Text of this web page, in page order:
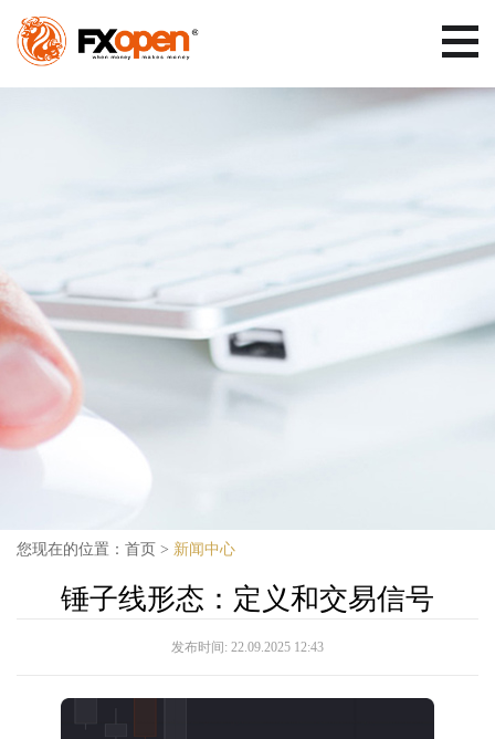
您现在的位置： 首页 > 新闻中心
锤子线形态：定义和交易信号
发布时间: 22.09.2025 12:43